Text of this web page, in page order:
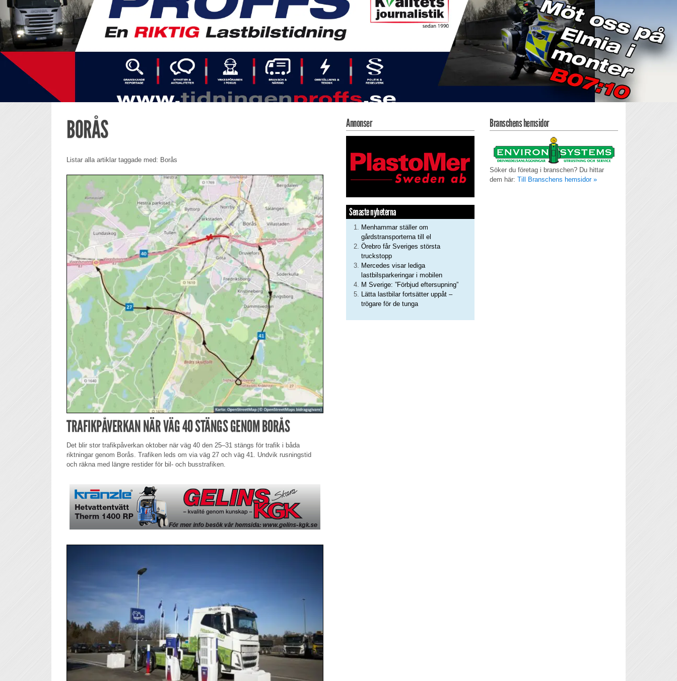
BORÅS
Listar alla artiklar taggade med: Borås
TRAFIKPÅVERKAN NÄR VÄG 40 STÄNGS GENOM BORÅS
Det blir stor trafikpåverkan oktober när väg 40 den 25–31 stängs för trafik i båda
riktningar genom Borås. Trafiken leds om via väg 27 och väg 41. Undvik rusningstid
och räkna med längre restider för bil- och busstrafiken.
Annonser
Senaste nyheterna
Menhammar ställer om
gårdstransporterna till el
Örebro får Sveriges största
truckstopp
Mercedes visar lediga
lastbilsparkeringar i mobilen
M Sverige: ”Förbjud eftersupning”
Lätta lastbilar fortsätter uppåt –
trögare för de tunga
Branschens hemsidor
Söker du företag i branschen? Du hittar
dem här: Till Branschens hemsidor »